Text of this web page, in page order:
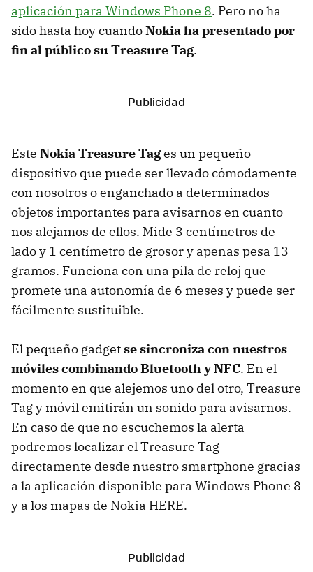
aplicación para Windows Phone 8. Pero no ha
sido hasta hoy cuandoNokia ha presentado por
fin al público su Treasure Tag.
Este Nokia Treasure Tages un pequeño
dispositivo que puede ser llevado cómodamente
con nosotros o enganchado a determinados
objetos importantes para avisarnos en cuanto
nos alejamos de ellos. Mide 3 centímetros de
lado y 1 centímetro de grosor y apenas pesa 13
gramos. Funciona con una pila de reloj que
promete una autonomía de 6 meses y puede ser
fácilmente sustituible.
El pequeño gadgetse sincroniza con nuestros
móviles combinando Bluetooth y NFC. En el
momento en que alejemos uno del otro, Treasure
Tag y móvil emitirán un sonido para avisarnos.
En caso de que no escuchemos la alerta
podremos localizar el Treasure Tag
directamente desde nuestro smartphone gracias
a la aplicación disponible para Windows Phone 8
y a los mapas de Nokia HERE.